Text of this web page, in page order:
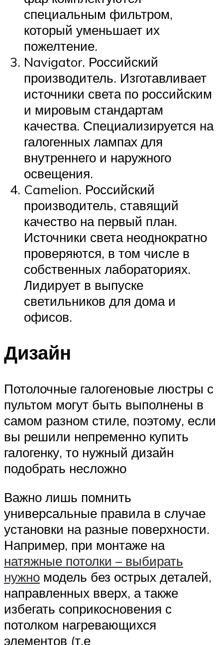
специальным фильтром,
который уменьшает их
пожелтение.
Navigator. Российский
производитель. Изготавливает
источники света по российским
и мировым стандартам
качества. Специализируется на
галогенных лампах для
внутреннего и наружного
освещения.
Camelion. Российский
производитель, ставящий
качество на первый план.
Источники света неоднократно
проверяются, в том числе в
собственных лабораториях.
Лидирует в выпуске
светильников для дома и
офисов.
Дизайн
Потолочные галогеновые люстры с
пультом могут быть выполнены в
самом разном стиле, поэтому, если
вы решили непременно купить
галогенку, то нужный дизайн
подобрать несложно
Важно лишь помнить
универсальные правила в случае
установки на разные поверхности.
Например, при монтаже на
натяжные потолки – выбирать
нужно модель без острых деталей,
направленных вверх, а также
избегать соприкосновения с
потолком нагревающихся
элементов (т.е